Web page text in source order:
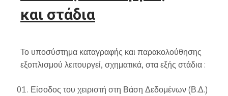
και στάδια
Το υποσύστημα καταγραφής και παρακολούθησης
εξοπλισμού λειτουργεί, σχηματικά, στα εξής στάδια :
Είσοδος του χειριστή στη Βάση Δεδομένων (Β.Δ.)